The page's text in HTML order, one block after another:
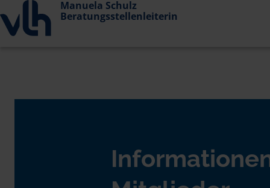
Manuela Schulz
Beratungsstellenleiterin